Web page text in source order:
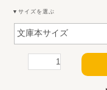
▼サイズを選ぶ